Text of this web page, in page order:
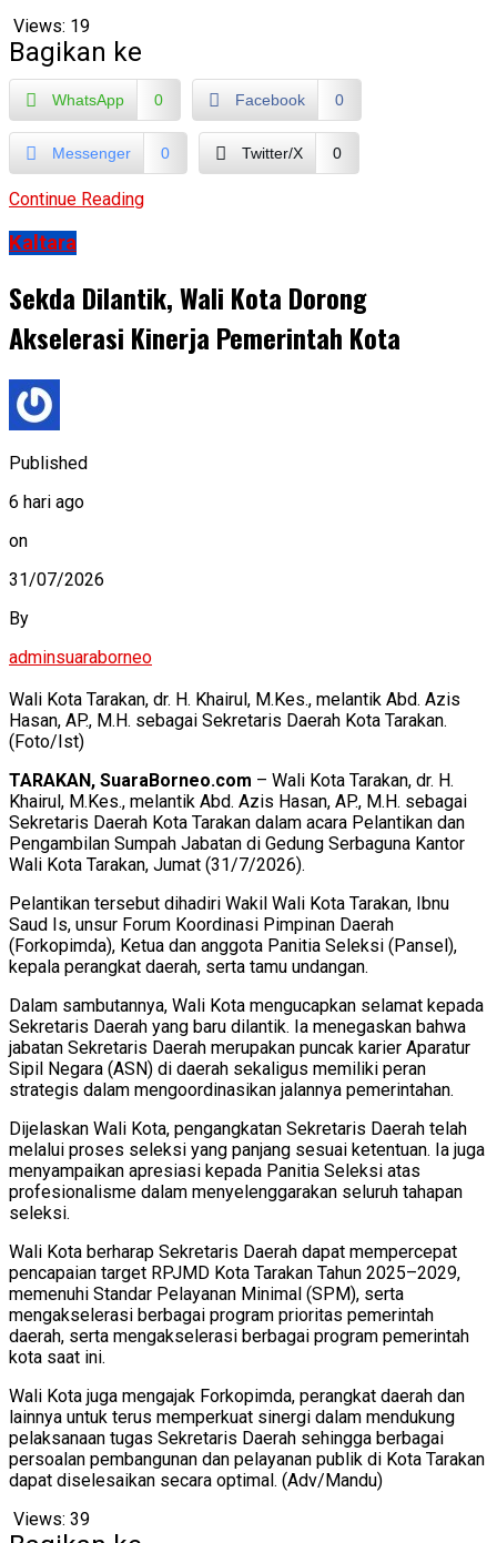
Views: 19
Bagikan ke
WhatsApp 0 Facebook 0
Messenger 0 Twitter/X 0
Continue Reading
Kaltara
Sekda Dilantik, Wali Kota Dorong
Akselerasi Kinerja Pemerintah Kota
Published
6 hari ago
on
31/07/2026
By
adminsuaraborneo
Wali Kota Tarakan, dr. H. Khairul, M.Kes., melantik Abd. Azis
Hasan, AP., M.H. sebagai Sekretaris Daerah Kota Tarakan.
(Foto/Ist)
TARAKAN, SuaraBorneo.com – Wali Kota Tarakan, dr. H.
Khairul, M.Kes., melantik Abd. Azis Hasan, AP., M.H. sebagai
Sekretaris Daerah Kota Tarakan dalam acara Pelantikan dan
Pengambilan Sumpah Jabatan di Gedung Serbaguna Kantor
Wali Kota Tarakan, Jumat (31/7/2026).
Pelantikan tersebut dihadiri Wakil Wali Kota Tarakan, Ibnu
Saud Is, unsur Forum Koordinasi Pimpinan Daerah
(Forkopimda), Ketua dan anggota Panitia Seleksi (Pansel),
kepala perangkat daerah, serta tamu undangan.
Dalam sambutannya, Wali Kota mengucapkan selamat kepada
Sekretaris Daerah yang baru dilantik. Ia menegaskan bahwa
jabatan Sekretaris Daerah merupakan puncak karier Aparatur
Sipil Negara (ASN) di daerah sekaligus memiliki peran
strategis dalam mengoordinasikan jalannya pemerintahan.
Dijelaskan Wali Kota, pengangkatan Sekretaris Daerah telah
melalui proses seleksi yang panjang sesuai ketentuan. Ia juga
menyampaikan apresiasi kepada Panitia Seleksi atas
profesionalisme dalam menyelenggarakan seluruh tahapan
seleksi.
Wali Kota berharap Sekretaris Daerah dapat mempercepat
pencapaian target RPJMD Kota Tarakan Tahun 2025–2029,
memenuhi Standar Pelayanan Minimal (SPM), serta
mengakselerasi berbagai program prioritas pemerintah
daerah, serta mengakselerasi berbagai program pemerintah
kota saat ini.
Wali Kota juga mengajak Forkopimda, perangkat daerah dan
lainnya untuk terus memperkuat sinergi dalam mendukung
pelaksanaan tugas Sekretaris Daerah sehingga berbagai
persoalan pembangunan dan pelayanan publik di Kota Tarakan
dapat diselesaikan secara optimal. (Adv/Mandu)
Views: 39